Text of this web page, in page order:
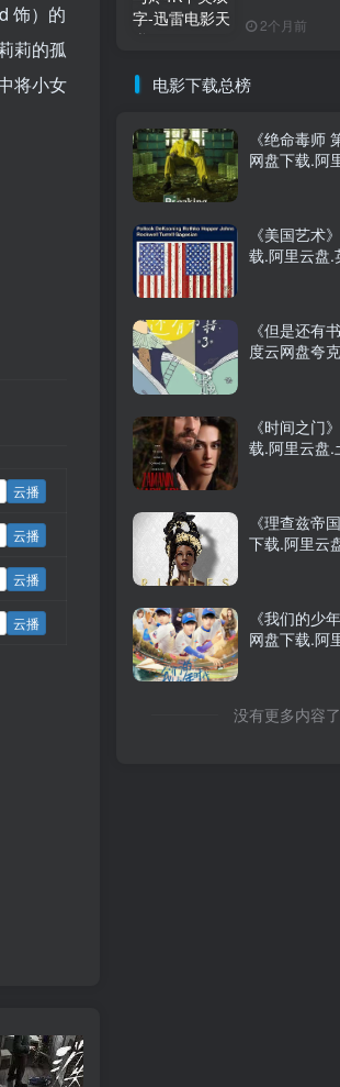
饰）的
莉的孤
将小女
云播
云播
云播
云播
2个月前
电影下载总榜
《绝命毒师
网盘下载.阿
《美国艺术
载.阿里云盘
《但是还有
度云网盘夸
《时间之门
载.阿里云盘.
《理查兹帝
下载.阿里云
《我们的少
网盘下载.阿
没有更多内容了